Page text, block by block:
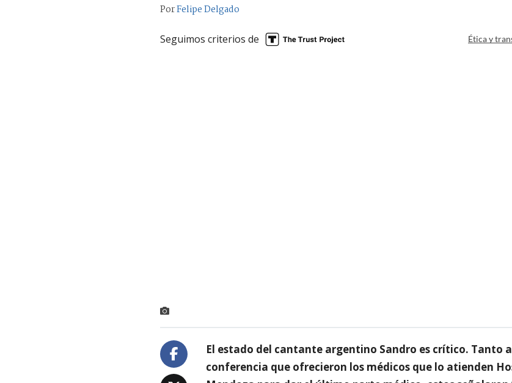
PorFelipe Delgado
Seguimos criterios de Ética y
El estado del cantante argentino Sandro es crítico. Tanto
conferencia que ofrecieron los médicos que lo atienden